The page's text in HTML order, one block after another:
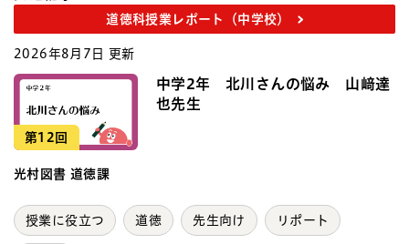
道徳科授業レポート（中学校）
2026年8月7日 更新
第12回
中学2年 北川さんの悩み 山﨑達
也先生
光村図書 道徳課
授業に役立つ 道徳 先生向け リポート